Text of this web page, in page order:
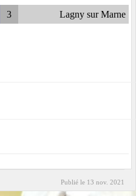
3 Lagny sur Marne
Publié le 13 nov. 2021